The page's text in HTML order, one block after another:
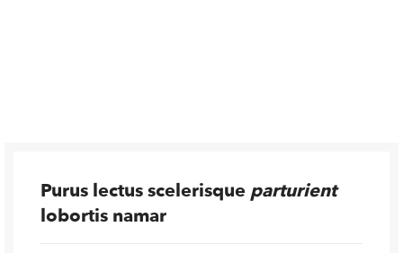
Purus lectus scelerisque parturient
lobortis namar